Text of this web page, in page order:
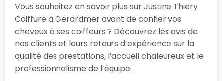
Vous souhaitez en savoir plus sur Justine Thiery
Coiffure à Gerardmer avant de confier vos
cheveux à ses coiffeurs ? Découvrez les avis de
nos clients et leurs retours d’expérience sur la
qualité des prestations, l’accueil chaleureux et le
professionnalisme de l’équipe.